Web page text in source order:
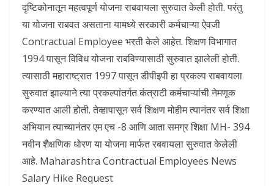
दृष्टिकोनातून महत्वपूर्ण योजना राबवायला सुरुवात केली होती. परंतु
या योजना राबवत असताना यामध्ये सरकारी कर्मचाऱ्या ऐवजी
Contractual Employee भरती केले आहेत. शिक्षण विभागात
1994 पासून विविध योजना राबविण्यासाठी सुरुवात झालेली होती.
त्यासाठी महाराष्ट्रात 1997 पासून डीपीइपी हा प्रकल्प राबवायला
सुरुवात झाल्याने त्या प्रकल्पांतर्गत कंत्राटी कर्मचाऱ्यांची नेमणूक
करण्यात आली होती. तेव्हापासून सर्व शिक्षण मोहीम त्यानंतर सर्व शिक्षा
अभियान त्याच्यानंतर एम एच -8 आणि आता समग्र शिक्षा MH- 394
नवीन शैक्षणिक धोरण या योजना मार्फत रबवायला सुरुवात केलेली
आहे. Maharashtra Contractual Employees News
Salary Hike Request